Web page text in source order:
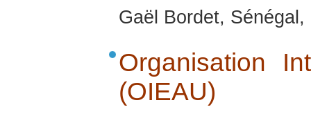
Gaël Bordet,
Organisation
(OIEAU)